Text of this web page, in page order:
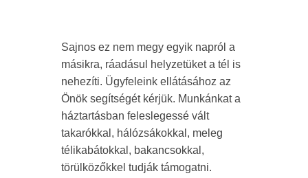
Sajnos ez nem megy egyik napról a
másikra, ráadásul helyzetüket a tél is
nehezíti. Ügyfeleink ellátásához az
Önök segítségét kérjük. Munkánkat a
háztartásban feleslegessé vált
takarókkal, hálózsákokkal, meleg
télikabátokkal, bakancsokkal,
törülközőkkel tudják támogatni.